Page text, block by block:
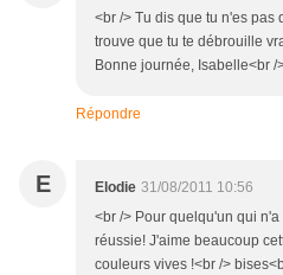
<br /> Tu dis que tu n'es pas
trouve que tu te débrouille
Bonne journée, Isabelle<br /
Répondre
E Elodie 31/08/2011 10:56
<br /> Pour quelqu'un qui
réussie! J'aime beaucoup
couleurs vives !<br />